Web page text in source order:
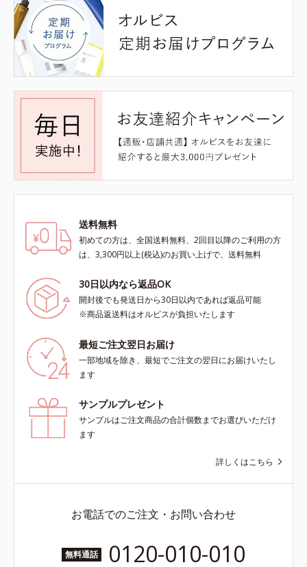
送料無料
初めての方は、全国送料無料、2回目以降のご利用の方
は、3,300円以上(税込)のお買い上げで、送料無料
30日以内なら返品OK
開封後でも発送日から30日以内であれば返品可能
※商品返送料はオルビスが負担いたします
最短ご注文翌日お届け
一部地域を除き、最短でご注文の翌日にお届けいたし
ます
サンプルプレゼント
サンプルはご注文商品の合計個数までお選びいただけ
ます
詳しくはこちら
お電話でのご注文・お問い合わせ
無料通話 0120-010-010